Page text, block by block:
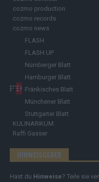
cozmo production
cozmo records
cozmo news
FLASH
FLASH UP
Nürnberger Blatt
Hamburger Blatt
Fränkisches Blatt
Münchener Blatt
Stuttgarter Blatt
KULINARIKUM.
Raffi Gasser
HINWEISGEBER
Hast du Hinweise? Teile sie